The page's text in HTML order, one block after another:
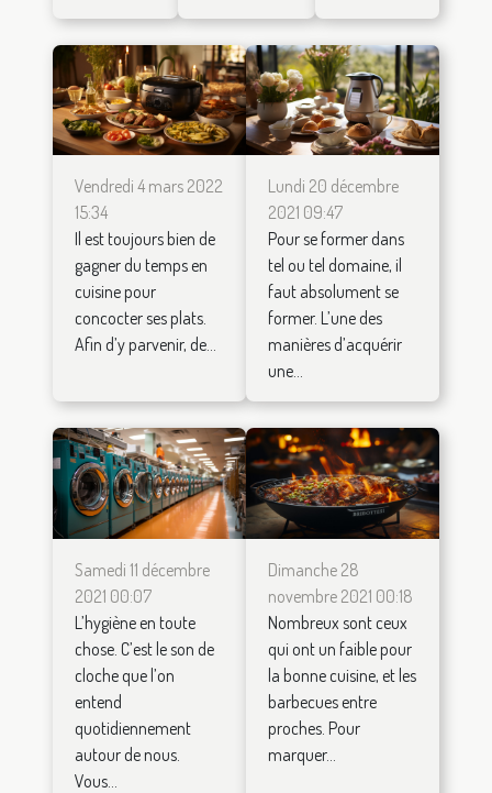
Vendredi 4 mars 2022
15:34
Il est toujours bien de
gagner du temps en
cuisine pour
concocter ses plats.
Afin d’y parvenir, de...
Lundi 20 décembre
2021 09:47
Pour se former dans
tel ou tel domaine, il
faut absolument se
former. L’une des
manières d’acquérir
une...
Samedi 11 décembre
2021 00:07
L’hygiène en toute
chose. C’est le son de
cloche que l’on
entend
quotidiennement
autour de nous.
Vous...
Dimanche 28
novembre 2021 00:18
Nombreux sont ceux
qui ont un faible pour
la bonne cuisine, et les
barbecues entre
proches. Pour
marquer...